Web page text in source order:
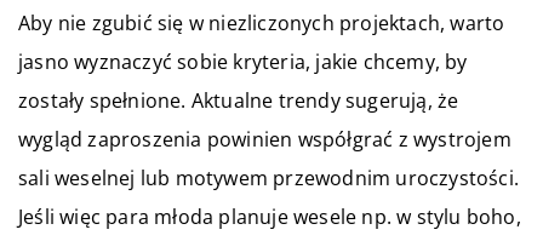
Aby nie zgubić się w niezliczonych projektach, warto
jasno wyznaczyć sobie kryteria, jakie chcemy, by
zostały spełnione. Aktualne trendy sugerują, że
wygląd zaproszenia powinien współgrać z wystrojem
sali weselnej lub motywem przewodnim uroczystości.
Jeśli więc para młoda planuje wesele np. w stylu boho,